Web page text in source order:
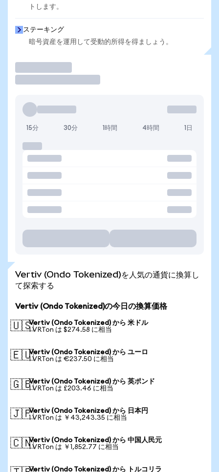
トします。
ステーキング
暗号資産を運用して受動的所得を得ましょう。
15分 30分 1時間 4時間 1日
Vertiv (Ondo Tokenized)を人気の通貨に換算し
て探索する
Vertiv (Ondo Tokenized)の今日の換算価格
🇺🇸Vertiv (Ondo Tokenized) から 米ドル
1 VRTon は $274.58 に相当
🇪🇺Vertiv (Ondo Tokenized) から ユーロ
1 VRTon は €237.50 に相当
🇬🇧Vertiv (Ondo Tokenized) から 英ポンド
1 VRTon は £203.46 に相当
🇯🇵Vertiv (Ondo Tokenized) から 日本円
1 VRTon は ￥43,243.35 に相当
🇨🇳Vertiv (Ondo Tokenized) から 中国人民元
1 VRTon は ￥1,852.77 に相当
Vertiv (Ondo Tokenized) から トルコリラ